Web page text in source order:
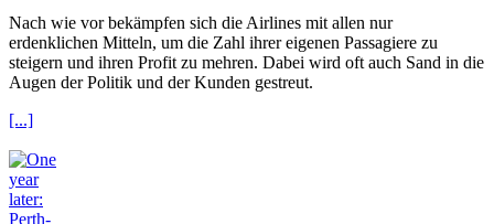
Nach wie vor bekämpfen sich die Airlines mit allen nur
erdenklichen Mitteln, um die Zahl ihrer eigenen Passagiere zu
steigern und ihren Profit zu mehren. Dabei wird oft auch Sand in die
Augen der Politik und der Kunden gestreut.
[...]